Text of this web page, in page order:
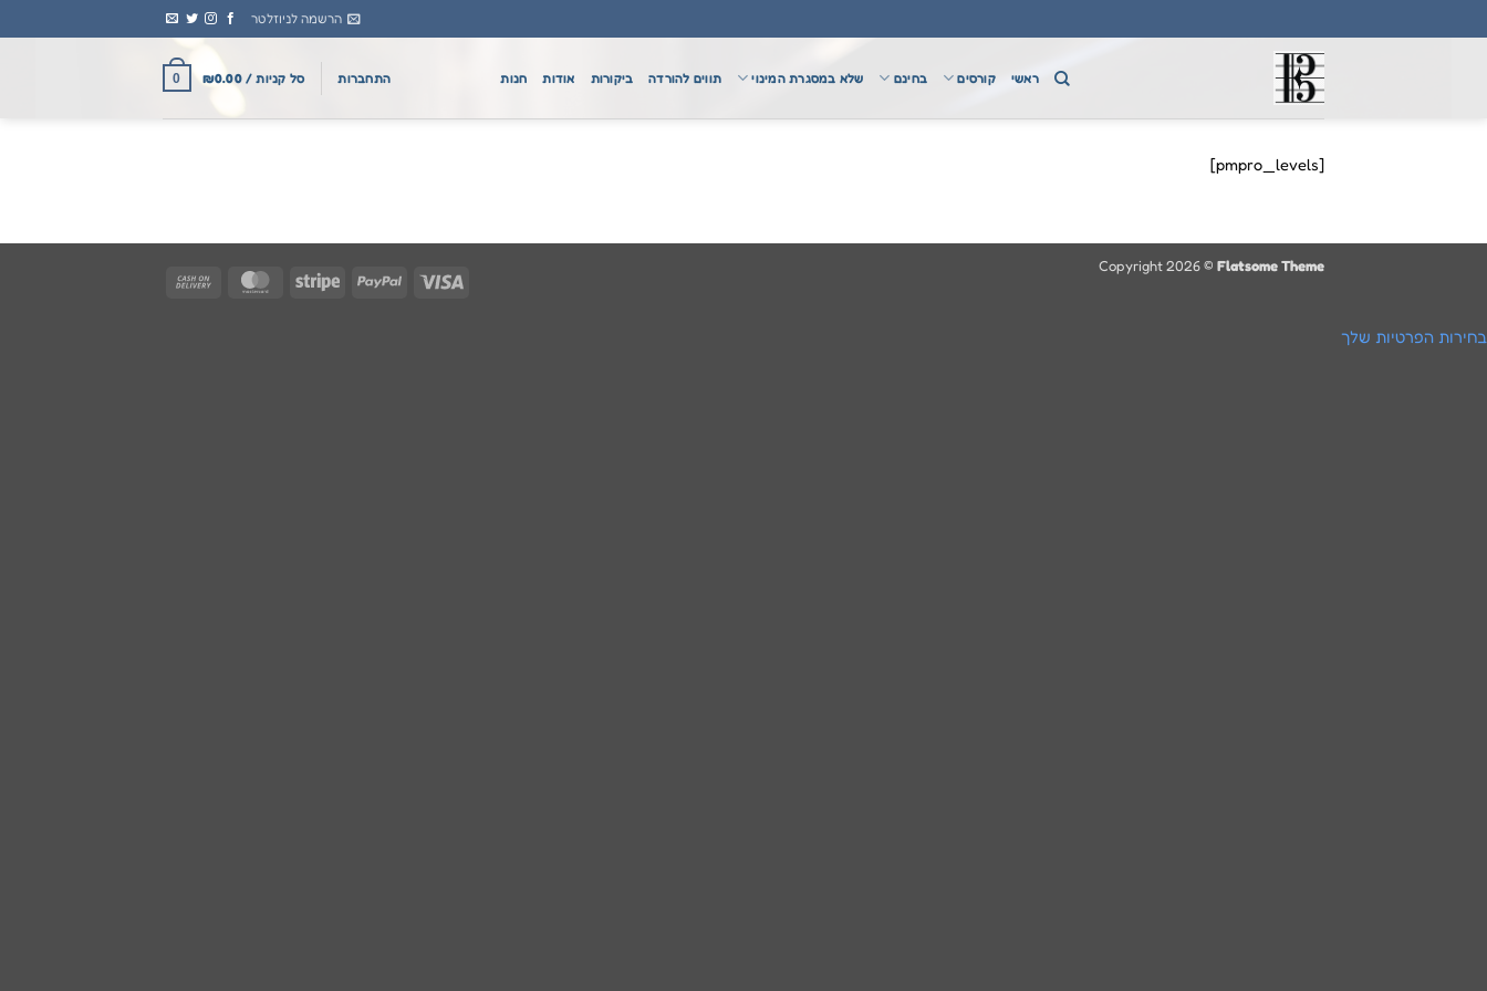
to
הרשמה לניוזלטר
ראשי קורסים בחינם שלא במסגרת המינוי תווים להורדה ביקורות אודות חנות התחברות סל קניות / ₪0.00
0
[pmpro_levels]
Visa
PayPal
Stripe
MasterCard
Copyright 2026 © Flatsome Theme
בחירות הפרטיות שלך